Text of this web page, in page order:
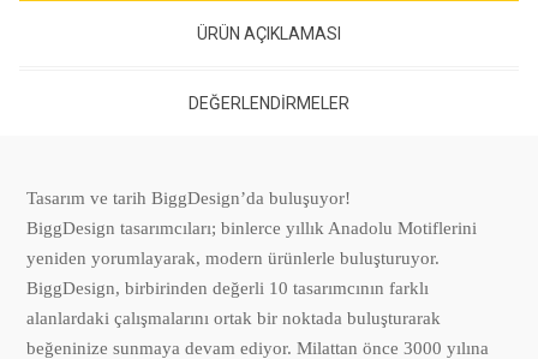
ÜRÜN AÇIKLAMASI
DEĞERLENDIRMELER
Tasarım ve tarih BiggDesign’da buluşuyor!
BiggDesign tasarımcıları; binlerce yıllık Anadolu Motiflerini
yeniden yorumlayarak, modern ürünlerle buluşturuyor.
BiggDesign, birbirinden değerli 10 tasarımcının farklı
alanlardaki çalışmalarını ortak bir noktada buluşturarak
beğeninize sunmaya devam ediyor. Milattan önce 3000 yılına